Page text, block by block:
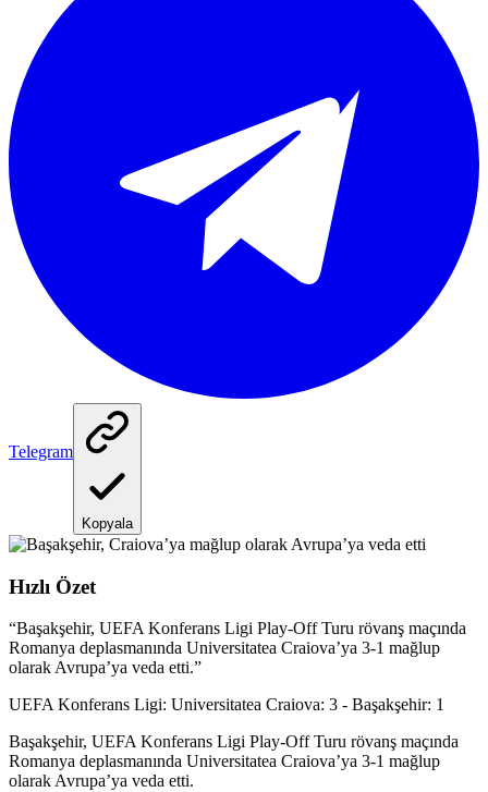
Telegram
Kopyala
Hızlı Özet
“Başakşehir, UEFA Konferans Ligi Play-Off Turu rövanş maçında
Romanya deplasmanında Universitatea Craiova’ya 3-1 mağlup
olarak Avrupa’ya veda etti.”
UEFA Konferans Ligi: Universitatea Craiova: 3 - Başakşehir: 1
Başakşehir, UEFA Konferans Ligi Play-Off Turu rövanş maçında
Romanya deplasmanında Universitatea Craiova’ya 3-1 mağlup
olarak Avrupa’ya veda etti.